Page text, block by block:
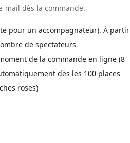
mail dès la commande.
pour un accompagnateur). À partir
de spectateurs
de la commande en ligne (8
dès les 100 places
roses)